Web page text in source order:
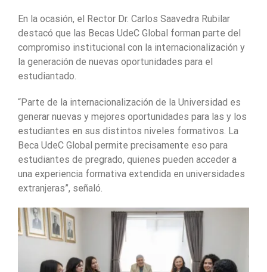
En la ocasión, el Rector Dr. Carlos Saavedra Rubilar
destacó que las Becas UdeC Global forman parte del
compromiso institucional con la internacionalización y
la generación de nuevas oportunidades para el
estudiantado.
“Parte de la internacionalización de la Universidad es
generar nuevas y mejores oportunidades para las y los
estudiantes en sus distintos niveles formativos. La
Beca UdeC Global permite precisamente eso para
estudiantes de pregrado, quienes pueden acceder a
una experiencia formativa extendida en universidades
extranjeras”, señaló.